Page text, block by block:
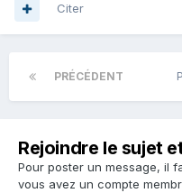
Citer
PRÉCÉDENT
Rejoindre le sujet
Pour poster un message, il
vous avez un compte